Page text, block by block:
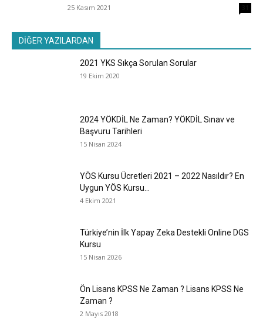
25 Kasım 2021
DİĞER YAZILARDAN
2021 YKS Sıkça Sorulan Sorular
19 Ekim 2020
2024 YÖKDİL Ne Zaman? YÖKDİL Sınav ve
Başvuru Tarihleri
15 Nisan 2024
YÖS Kursu Ücretleri 2021 – 2022 Nasıldır? En
Uygun YÖS Kursu...
4 Ekim 2021
Türkiye’nin İlk Yapay Zeka Destekli Online DGS
Kursu
15 Nisan 2026
Ön Lisans KPSS Ne Zaman ? Lisans KPSS Ne
Zaman ?
2 Mayıs 2018